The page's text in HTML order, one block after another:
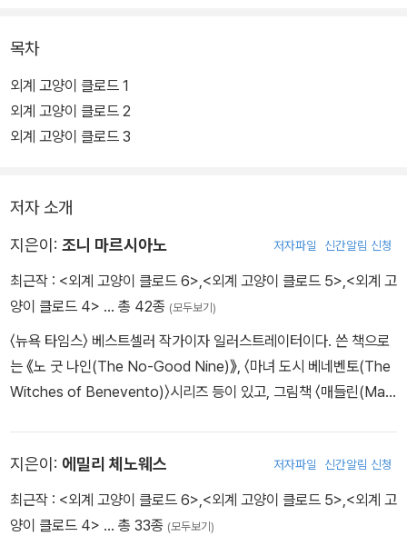
사랑하며 모든 요구를 들어준다.
이 사랑의 힘으로 클로드는 어질고 자애로운 황제로 거듭나게 될까?
사람이 하루아침에 변하지 않는다는 말이 있듯 고양이도 마찬가지라
있다. 고양이 클로드와 인간 라지의 시점이 교차 구성되며 전개되는
이 동화는 두 존재가 서로를 얼마나 오해할 수 있는지 숨김없이 드러
목적을 위해 본심을 숨기고 인간을 상대하는 클로드의 엉뚱한 언행은
폭소가 터지게 한다. 클로드의 말이라면 뭐든 믿고 따르는 라지의 모
습 역시 짠한 웃음과 연민을 자아낸다. 전혀 어울리지 않는 두 존재가
호흡을 맞춰 낯선 세계에 적응해 나가는 모습은 그 자체로 감탄과 감
목차
외계 고양이 클로드 1
외계 고양이 클로드 2
외계 고양이 클로드 3
저자 소개
지은이: 조니 마르시아노 저자파일 신간알림 신청
최근작 : <외계 고양이 클로드 6>,<외계 고양이 클로드 5>,<외계 고
양이 클로드 4> … 총 42종 (모두보기)
〈뉴욕 타임스〉 베스트셀러 작가이자 일러스트레이터이다. 쓴 책으로
는 《노 굿 나인(The No-Good Nine)》, 〈마녀 도시 베네벤토(The
Witches of Benevento)〉시리즈 등이 있고, 그림책 〈매들린(Mad
도 인간으로서 쓸모를 다했다고 생각한다.
지은이: 에밀리 체노웨스 저자파일 신간알림 신청
최근작 : <외계 고양이 클로드 6>,<외계 고양이 클로드 5>,<외계 고
양이 클로드 4> … 총 33종 (모두보기)